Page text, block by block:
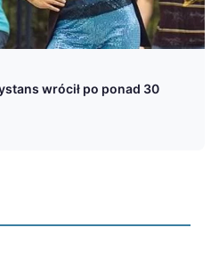
wrócił po ponad 30